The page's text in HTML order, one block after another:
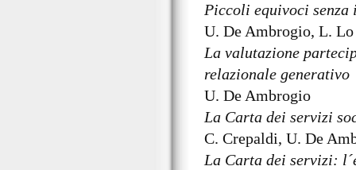
Piccoli equivoci senza
U. De Ambrogio, L. Lo
La valutazione
relazionale generativo
U. De Ambrogio
La Carta dei servizi
C. Crepaldi, U. De
La Carta dei servizi: